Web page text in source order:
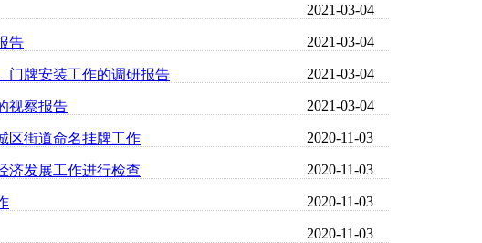
2021-03-04
告 2021-03-04
门牌安装工作的调研报告 2021-03-04
视察报告 2021-03-04
区街道命名挂牌工作 2020-11-03
济发展工作进行检查 2020-11-03
2020-11-03
2020-11-03